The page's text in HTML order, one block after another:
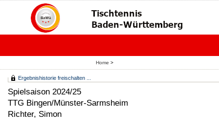
Home >
Ergebnishistorie freischalten ...
Spielsaison 2024/25
TTG Bingen/Münster-Sarmsheim
Richter, Simon